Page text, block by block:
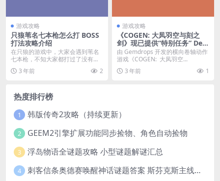
游戏攻略
只狼苇名七本枪怎么打 BOSS
打法攻略介绍
在只狼的游戏中，大家会遇到苇名
七本枪，不知大家都打过了没有？
今天我们就大家分享一...
3 年前 2
游戏攻略
《COGEN: 大凤羽空与刻之
剑》现已提供“特别任务” Dem
o
由 Gemdrops 开发的横向卷轴动作
游戏《COGEN: 大凤羽空...
3 年前
1
热度排行榜
1 韩版传奇2攻略（持续更新）
2 GEEM2引擎扩展功能同步捡物、角色自动捡物
3 浮岛物语全谜题攻略 小型谜题解谜汇总
4 刺客信条奥德赛唤醒神话谜题答案 斯芬克斯主线攻略